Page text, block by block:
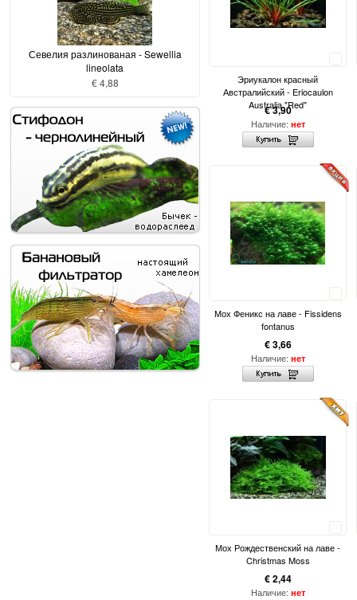
Эриукалон красный
Австралийский - Eriocaulon
Australia "Red"
€ 3,90
Наличие: нет
Мох Феникс на лаве - Fissidens
fontanus
€ 3,66
Наличие: нет
Мох Рождественский на лаве -
Christmas Moss
€ 2,44
Наличие: нет
Севелия разлинованая - Sewellia
lineolata
€ 4,88